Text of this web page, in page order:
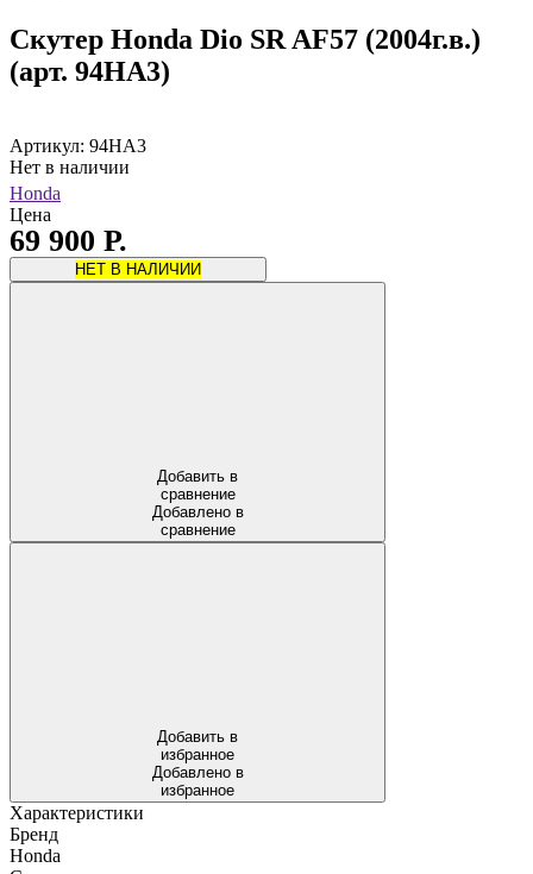
Скутер Honda Dio SR AF57 (2004г.в.)
(арт. 94HA3)
Артикул: 94HA3
Нет в наличии
Honda
Цена
69 900 Р.
НЕТ В НАЛИЧИИ
Добавить в
сравнение
Добавлено в
сравнение
Добавить в
избранное
Добавлено в
избранное
Характеристики
Бренд
Honda